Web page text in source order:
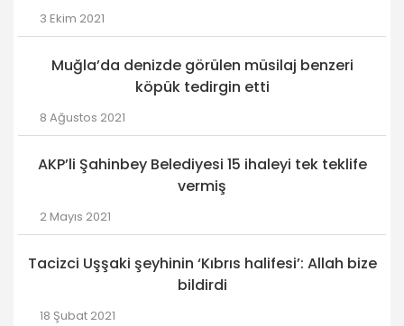
3 Ekim 2021
Muğla’da denizde görülen müsilaj benzeri
köpük tedirgin etti
8 Ağustos 2021
AKP’li Şahinbey Belediyesi 15 ihaleyi tek teklife
vermiş
2 Mayıs 2021
Tacizci Uşşaki şeyhinin ‘Kıbrıs halifesi’: Allah bize
bildirdi
18 Şubat 2021